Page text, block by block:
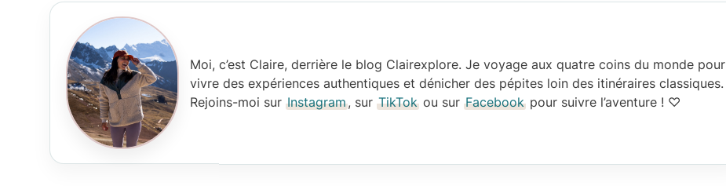
Moi, c’est Claire, derrière le blog Clairexplore. Je voyage aux quatre coins du monde pour
vivre des expériences authentiques et dénicher des pépites loin des itinéraires classiques.
Rejoins-moi sur Instagram, sur TikTok ou sur Facebook pour suivre l’aventure ! ♡